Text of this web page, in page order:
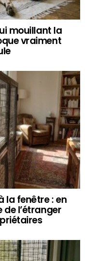
mouillant la
vraiment
la fenêtre : en
l’étranger